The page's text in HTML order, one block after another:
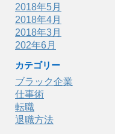
2018年5月
2018年4月
2018年3月
202年6月
カテゴリー
ブラック企業
仕事術
転職
退職方法